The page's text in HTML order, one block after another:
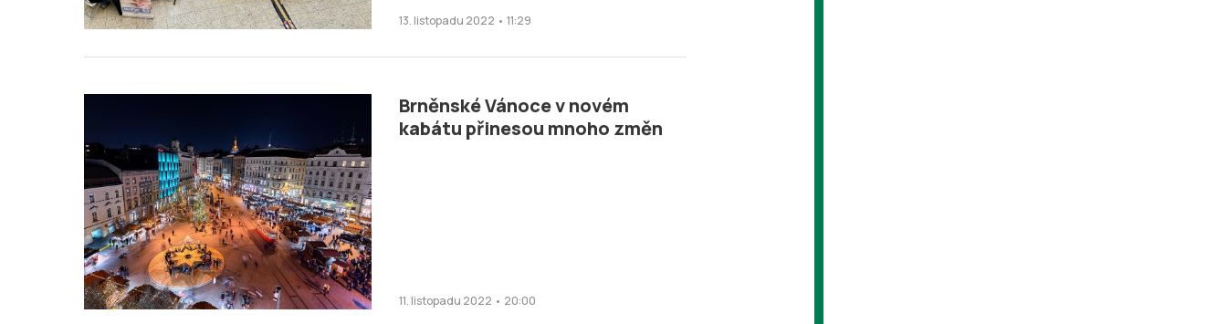
13. listopadu 2022 • 11:29
Brněnské Vánoce v novém
kabátu přinesou mnoho změn
11. listopadu 2022 • 20:00